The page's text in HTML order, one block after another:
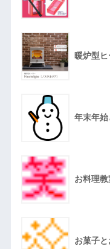
暖炉型
年末年
お料理
お菓子